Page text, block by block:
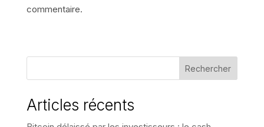
commentaire.
Rechercher
Articles récents